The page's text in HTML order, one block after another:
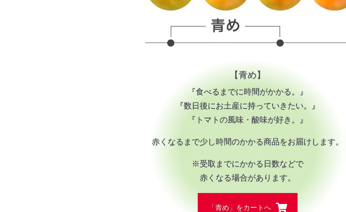
【青め】
『食べるまでに時間がかかる。』
『数日後にお土産に持っていきたい。』
『トマトの風味・酸味が好き。』
赤くなるまで少し時間のかかる商品をお届けします。
※受取までにかかる日数などで
赤くなる場合があります。
「青め」をカートへ